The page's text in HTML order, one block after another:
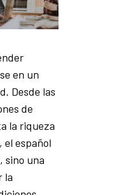
en un
Desde las
de
la riqueza
el español
sino una
la